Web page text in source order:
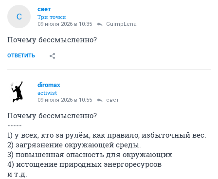
С
свет
Три точки
09 июля 2026 в 10:35 GuimpLena
Почему бессмысленно?
ОТВЕТИТЬ
diromax
activist
09 июля 2026 в 10:55 свет
Почему бессмысленно?
-----
1) у всех, кто за рулём, как правило, избыточный вес.
2) загрязнение окружающей среды.
3) повышенная опасность для окружающих
4) истощение природных энергоресурсов
и т.д.